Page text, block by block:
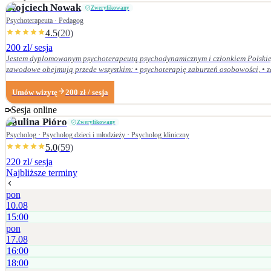
Wojciech Nowak Zweryfikowany
Psychoterapeuta · Pedagog
4.5(20)
200 zl/ sesja
Jestem dyplomowanym psychoterapeutą psychodynamicznym i członkiem
zawodowe obejmują przede wszystkim: • psychoterapię zaburzeń osobowości, • zaburzenia
Dolnośląskiej Szkoły Wyższej we Wrocławiu — w 2007 r. studia licencjackie
Centrum Psychodynamicznym, a w styczniu 2020 r. uzyskałem dyplom psychoterapeuty psychodynamicznego. Od ukończenia szkoły psychoterapii regularnie uczestniczę w
Psychoterapii Psychodynamicznej i na bieżąco śledzę literaturę z zakresu
Umów wizytę 200 zł / sesja
Sesja online
Paulina Pióro Zweryfikowany
Psycholog · Psycholog dzieci i młodzieży · Psycholog kliniczny
5.0(59)
220 zl/ sesja
Najbliższe terminy
pon
10.08
15:00
pon
17.08
16:00
18:00